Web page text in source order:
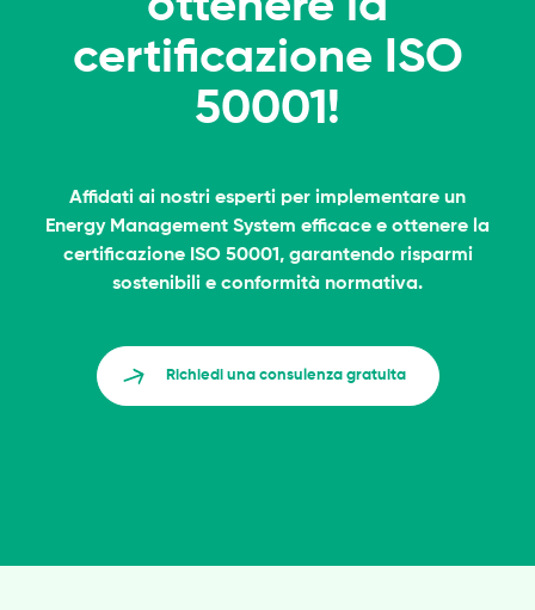
certificazione ISO
50001!
Affidati ai nostri esperti per implementare un
Energy Management System efficace e ottenere la
certificazione ISO 50001, garantendo risparmi
sostenibili e conformità normativa.
Richiedi una consulenza gratuita